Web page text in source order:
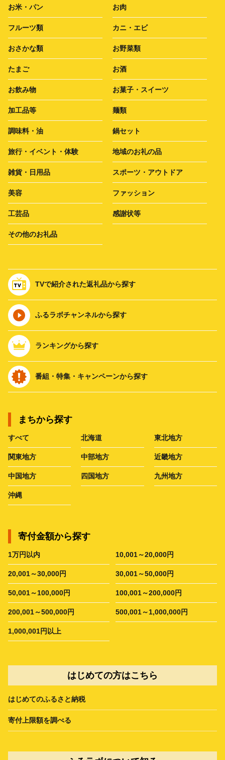
お米・パン お肉
フルーツ類 カニ・エビ
おさかな類 お野菜類
たまご お酒
お飲み物 お菓子・スイーツ
加工品等 麺類
調味料・油 鍋セット
旅行・イベント・体験 地域のお礼の品
雑貨・日用品 スポーツ・アウトドア
美容 ファッション
工芸品 感謝状等
その他のお礼品
TVで紹介された返礼品から探す
ふるラボチャンネルから探す
ランキングから探す
番組・特集・キャンペーンから探す
まちから探す
すべて 北海道 東北地方
関東地方 中部地方 近畿地方
中国地方 四国地方 九州地方
沖縄
寄付金額から探す
1万円以内 10,001～20,000円
20,001～30,000円 30,001～50,000円
50,001～100,000円 100,001～200,000円
200,001～500,000円 500,001～1,000,000円
1,000,001円以上
はじめての方はこちら
はじめてのふるさと納税
寄付上限額を調べる